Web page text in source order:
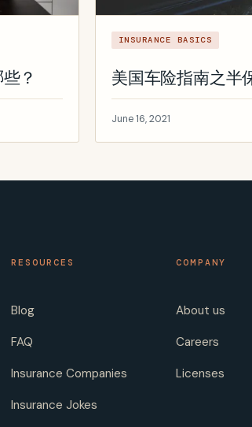
？
INSURANCE BASICS
美国车险指南之半
June 16, 2021
RESOURCES
Blog
FAQ
Insurance Companies
Insurance Jokes
COMPANY
About us
Careers
Licenses